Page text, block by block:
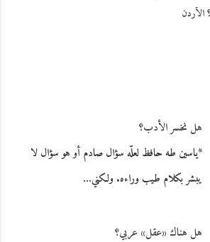
الأردن
هل نخسر الأدب؟
*ياسين طه حافظ لعلّه سؤال صادم أو هو سؤال لا
يبشر بكلام طيب وراءه. ولكني…
هل هناك «عقل» عربي؟